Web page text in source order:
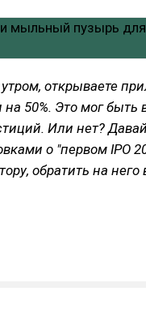
открываете
50%. Это мог быть
Или нет?
о "первом IPO
обратить на